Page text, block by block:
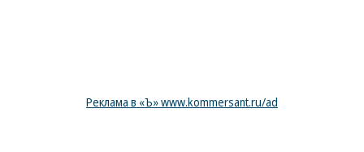
Реклама в «Ъ» www.kommersant.ru/ad